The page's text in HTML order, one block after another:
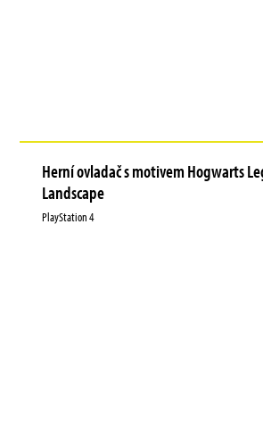
Herní ovladač s motivem Hogwarts
Landscape
PlayStation 4